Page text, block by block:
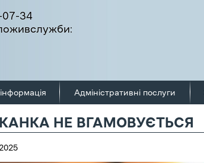
07-34
Адміністративні послуги
НЕ ВГАМОВУЄТЬСЯ